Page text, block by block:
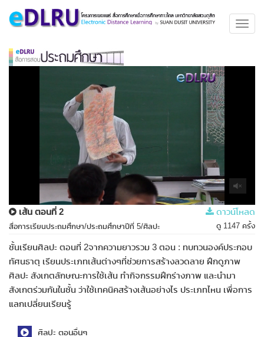
เส้น ตอนที่ 2 ดาวน์โหลด
สื่อการเรียนประถมศึกษา/ประถมศึกษาปีที่ 5/ศิลปะ ดู 1147 ครั้ง
ชั้นเรียนศิลปะ ตอนที่ 2จากความยาวรวม 3 ตอน : ทบทวนองค์ประกอบ
ทัศนธาตุ เรียนประเภทเส้นต่างๆที่ช่วยการสร้างลวดลาย ฝึกดูภาพ
ศิลปะ สังเกตลักษณะการใช้เส้น ทำกิจกรรมฝึกร่างภาพ และนำมา
สังเกตร่วมกันในชั้น ว่าใช้เทคนิคสร้างเส้นอย่างไร ประเภทไหน เพื่อการ
แลกเปลี่ยนเรียนรู้
ศิลปะ ตอนอื่นๆ